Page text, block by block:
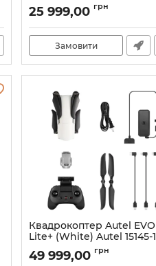
Артикул:21_11836/15168
25 999,00 грн
Замовити
Квадрокоптер Autel EVO
Lite+ (White) Autel 15145-1
Артикул:21_11832/15145
49 999,00 грн